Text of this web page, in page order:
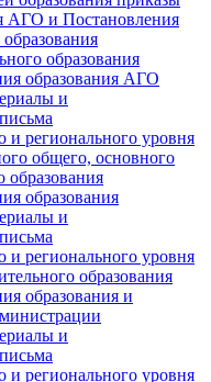
АГО и Постановления
образования
образования АГО
и
регионального уровня
общего, основного
образования
образования
и
регионального уровня
образования
образования и
и
регионального уровня